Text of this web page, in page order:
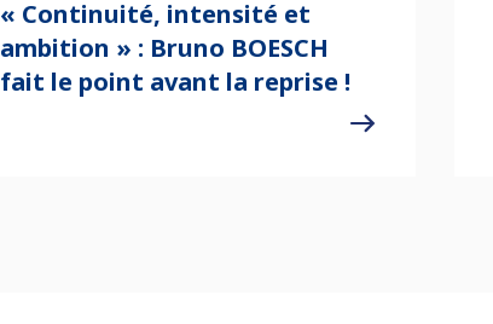
« Continuité, intensité et
ambition » : Bruno BOESCH
fait le point avant la reprise !